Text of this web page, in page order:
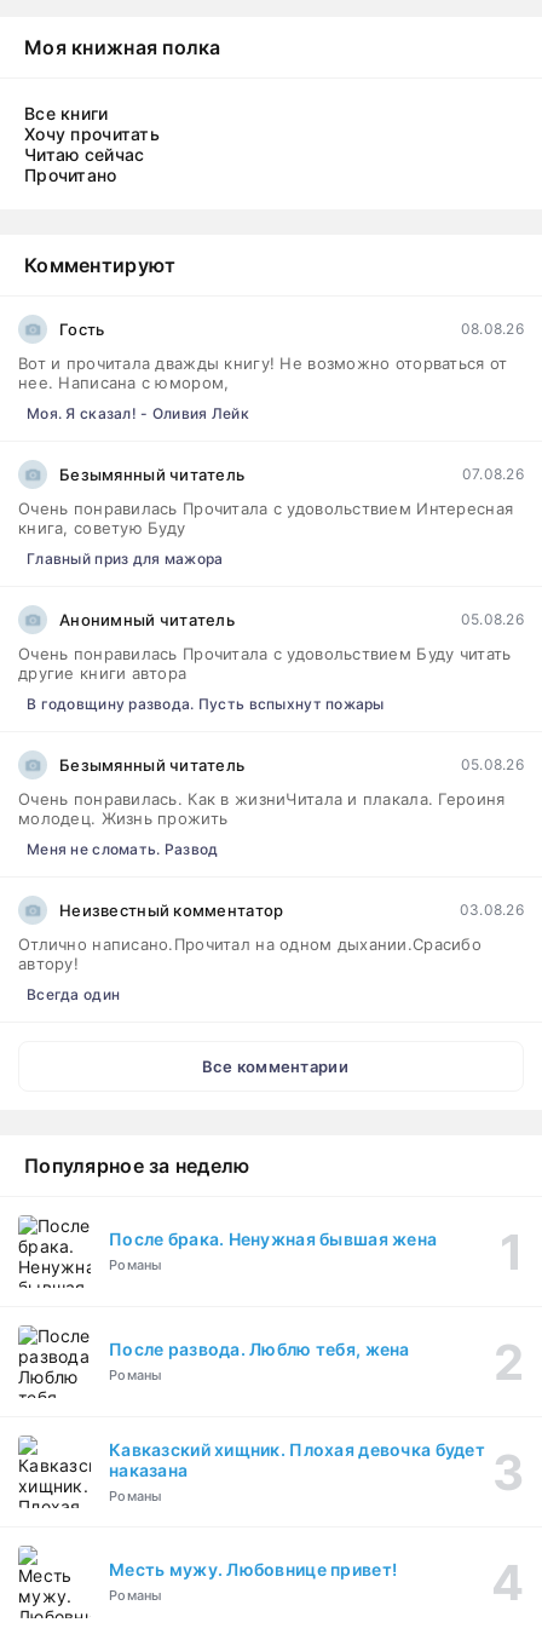
Моя книжная полка
Все книги
Хочу прочитать
Читаю сейчас
Прочитано
Комментируют
Гость 08.08.26
Вот и прочитала дважды книгу! Не возможно оторваться от
нее. Написана с юмором,
Моя. Я сказал! - Оливия Лейк
Безымянный читатель 07.08.26
Очень понравилась Прочитала с удовольствием Интересная
книга, советую Буду
Главный приз для мажора
Анонимный читатель 05.08.26
Очень понравилась Прочитала с удовольствием Буду читать
другие книги автора
В годовщину развода. Пусть вспыхнут пожары
Безымянный читатель 05.08.26
Очень понравилась. Как в жизниЧитала и плакала. Героиня
молодец. Жизнь прожить
Меня не сломать. Развод
Неизвестный комментатор 03.08.26
Отлично написано.Прочитал на одном дыхании.Срасибо
автору!
Всегда один
Все комментарии
Популярное за неделю
После брака. Ненужная бывшая жена
Романы
После развода. Люблю тебя, жена
Романы
Кавказский хищник. Плохая девочка будет
наказана
Романы
Месть мужу. Любовнице привет!
Романы